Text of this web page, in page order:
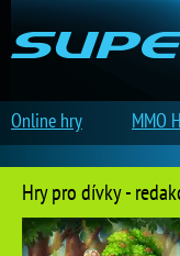
Hry pro dívky -
Online hry MMO